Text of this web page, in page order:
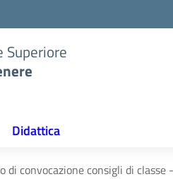
Didattica
di convocazione consigli di